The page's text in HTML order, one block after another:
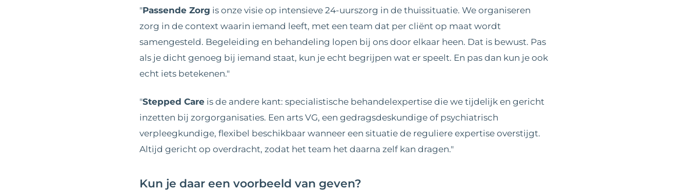
"Passende Zorg is onze visie op intensieve 24-uurszorg in de thuissituatie. We organiseren
zorg in de context waarin iemand leeft, met een team dat per cliënt op maat wordt
samengesteld. Begeleiding en behandeling lopen bij ons door elkaar heen. Dat is bewust. Pas
als je dicht genoeg bij iemand staat, kun je echt begrijpen wat er speelt. En pas dan kun je ook
echt iets betekenen."
"Stepped Care is de andere kant: specialistische behandelexpertise die we tijdelijk en gericht
inzetten bij zorgorganisaties. Een arts VG, een gedragsdeskundige of psychiatrisch
verpleegkundige, flexibel beschikbaar wanneer een situatie de reguliere expertise overstijgt.
Altijd gericht op overdracht, zodat het team het daarna zelf kan dragen."
Kun je daar een voorbeeld van geven?